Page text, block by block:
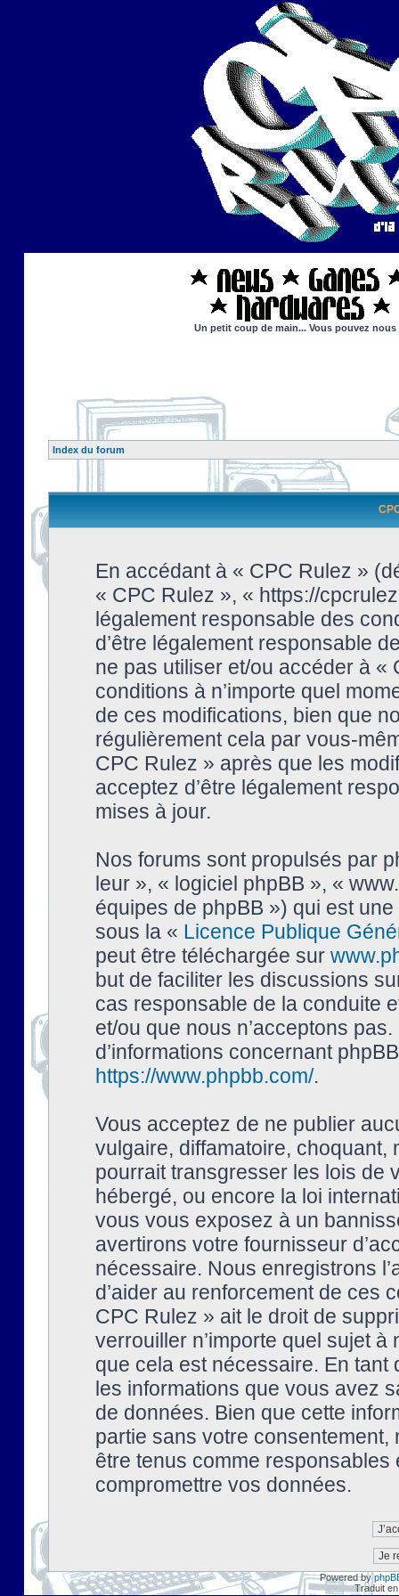
Un petit coup de main... Vous pouvez
Index du forum
En accédant à « CPC Rulez »
« CPC Rulez », « https://
légalement responsable des
d’être légalement responsable
ne pas utiliser et/ou accéder à
conditions à n’importe quel
de ces modifications, bien que
régulièrement cela par vous-
CPC Rulez » après que les
acceptez d’être légalement
mises à jour.
Nos forums sont propulsés par
leur », « logiciel phpBB », «
équipes de phpBB ») qui est
sous la « Licence Publique
peut être téléchargée sur
but de faciliter les discussions
cas responsable de la conduite
et/ou que nous n’acceptons
d’informations concernant
https://www.phpbb.com/.
Vous acceptez de ne publier
vulgaire, diffamatoire, choquant,
pourrait transgresser les lois de
hébergé, ou encore la loi
vous vous exposez à un
avertirons votre fournisseur
nécessaire. Nous enregistrons
d’aider au renforcement de ces
CPC Rulez » ait le droit de
verrouiller n’importe quel sujet à
que cela est nécessaire. En tant
les informations que vous avez
de données. Bien que cette
partie sans votre
être tenus comme
compromettre vos données.
Powered by
Traduit